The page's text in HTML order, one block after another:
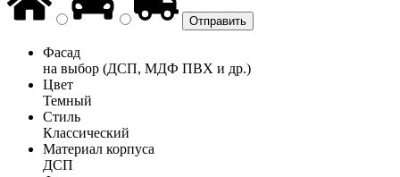
Фасад
на выбор (ДСП, МДФ ПВХ и др.)
Цвет
Темный
Стиль
Классический
Материал корпуса
ДСП